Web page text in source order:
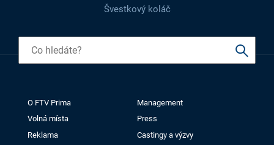
Švestkový koláč
O FTV Prima
Management
Volná místa
Press
Reklama
Castingy a výzvy